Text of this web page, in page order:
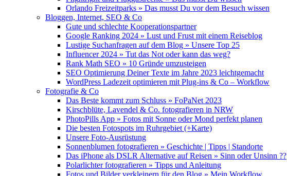
Orlando Freizeitparks » Das musst Du vor dem Besuch wissen
Bloggen, Internet, SEO & Co
Gute und schlechte Kooperationspartner
Google Ranking 2024 » Lust und Frust mit einem Reiseblog
Lustige Suchanfragen auf dem Blog » Unsere Top 25
Influencer 2024 » Tut das Not oder kann das weg?
Rank Math SEO » 10 Gründe umzusteigen
SEO Optimierung Deiner Texte im Jahre 2023 leichtgemacht
WordPress Ladezeit optimieren mit Plug-ins & Co – Workflow
Fotografie & Co
Das Beste kommt zum Schluss » FoPaNet 2023
Kirschblüte, Lavendel & Co. fotografieren in NRW
PhotoPills App » Fotos mit Sonne oder Mond perfekt planen
Die besten Fotospots im Ruhrgebiet (+Karte)
Unsere Foto-Ausrüstung
Sonnenblumen fotografieren » Geschichte | Tipps | Standorte
Das iPhone als DSLR Alternative auf Reisen » Sinn oder Unsinn ??
Polarlichter fotografieren » Tipps und Anleitung
Fotos und Bilder verkleinern für den Blog » Mein Workflow